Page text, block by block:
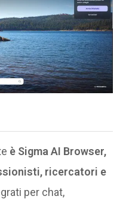
è Sigma AI Browser,
ricercatori e
per chat,